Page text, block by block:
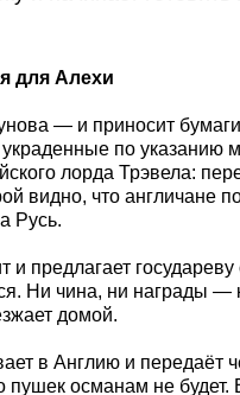
для Алехи
— и приносит
по указанию
лорда Трэвела:
видно, что англичане
Русь.
и предлагает государеву
Ни чина, ни награды —
домой.
в Англию и передаёт
пушек османам не будет.